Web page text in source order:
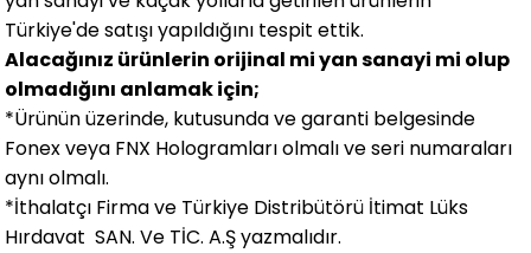
Türkiye'de satışı yapıldığını tespit ettik.
Alacağınız ürünlerin orijinal mi yan sanayi mi olup
olmadığını anlamak için;
*Ürünün üzerinde, kutusunda ve garanti belgesinde
Fonex veya FNX Hologramları olmalı ve seri numaraları
aynı olmalı.
*İthalatçı Firma ve Türkiye Distribütörü İtimat Lüks
Hırdavat SAN. Ve TİC. A.Ş yazmalıdır.